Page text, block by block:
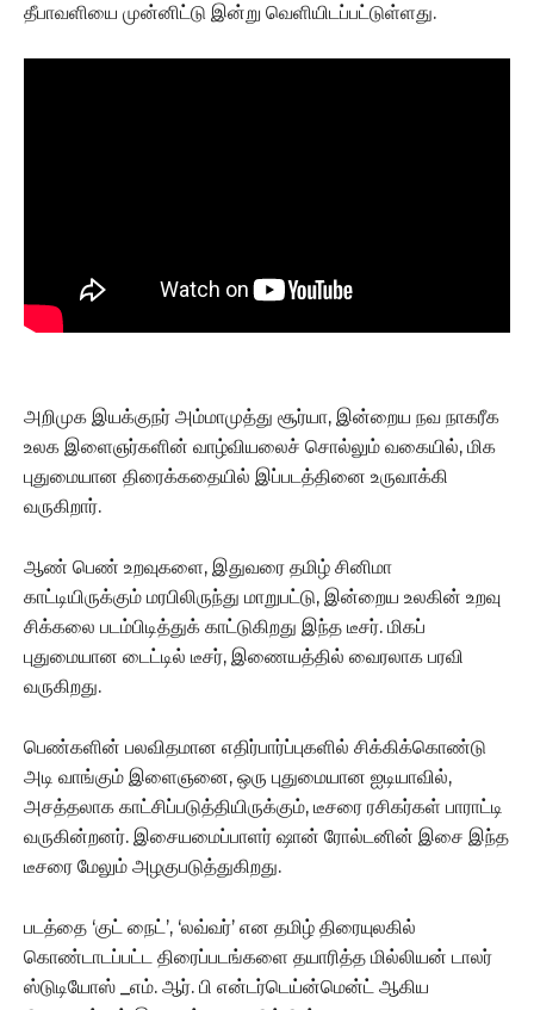
தீபாவளியை முன்னிட்டு இன்று வெளியிடப்பட்டுள்ளது.
அறிமுக இயக்குநர் அம்மாமுத்து சூர்யா, இன்றைய நவ நாகரீக
உலக இளைஞர்களின் வாழ்வியலைச் சொல்லும் வகையில், மிக
புதுமையான திரைக்கதையில் இப்படத்தினை உருவாக்கி
வருகிறார்.
ஆண் பெண் உறவுகளை, இதுவரை தமிழ் சினிமா
காட்டியிருக்கும் மரபிலிருந்து மாறுபட்டு, இன்றைய உலகின் உறவு
சிக்கலை படம்பிடித்துக் காட்டுகிறது இந்த டீசர். மிகப்
புதுமையான டைட்டில் டீசர், இணையத்தில் வைரலாக பரவி
வருகிறது.
பெண்களின் பலவிதமான எதிர்பார்ப்புகளில் சிக்கிக்கொண்டு
அடி வாங்கும் இளைஞனை, ஒரு புதுமையான ஐடியாவில்,
அசத்தலாக காட்சிப்படுத்தியிருக்கும், டீசரை ரசிகர்கள் பாராட்டி
வருகின்றனர். இசையமைப்பாளர் ஷான் ரோல்டனின் இசை இந்த
டீசரை மேலும் அழகுபடுத்துகிறது.
படத்தை ‘குட் நைட்’, ‘லவ்வர்’ என தமிழ் திரையுலகில்
கொண்டாடப்பட்ட திரைப்படங்களை தயாரித்த மில்லியன் டாலர்
ஸ்டுடியோஸ் _எம். ஆர். பி என்டர்டெய்ன்மென்ட் ஆகிய